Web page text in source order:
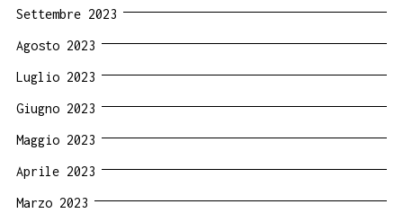
Settembre 2023
Agosto 2023
Luglio 2023
Giugno 2023
Maggio 2023
Aprile 2023
Marzo 2023